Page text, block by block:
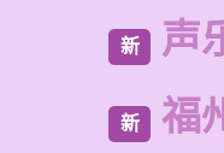
新 声
新 福